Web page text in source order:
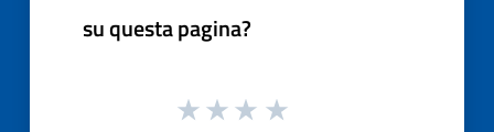
su questa pagina?